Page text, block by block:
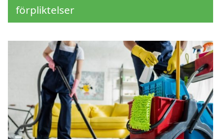
förpliktelser